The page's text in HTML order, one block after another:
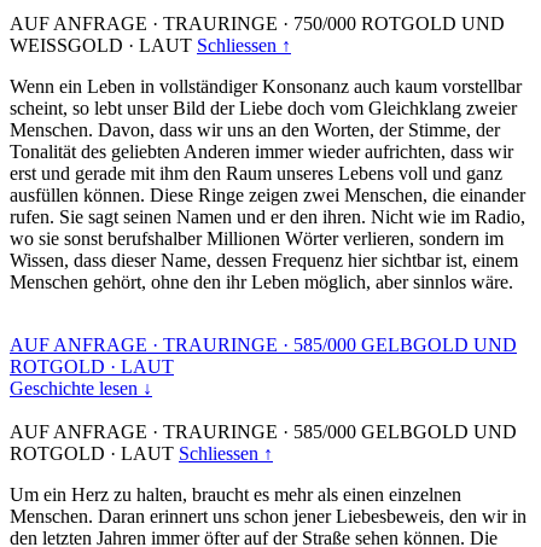
AUF ANFRAGE · TRAURINGE · 750/000 ROTGOLD UND
WEISSGOLD · LAUT Schliessen ↑
Wenn ein Leben in vollständiger Konsonanz auch kaum vorstellbar
scheint, so lebt unser Bild der Liebe doch vom Gleichklang zweier
Menschen. Davon, dass wir uns an den Worten, der Stimme, der
Tonalität des geliebten Anderen immer wieder aufrichten, dass wir
erst und gerade mit ihm den Raum unseres Lebens voll und ganz
ausfüllen können. Diese Ringe zeigen zwei Menschen, die einander
rufen. Sie sagt seinen Namen und er den ihren. Nicht wie im Radio,
wo sie sonst berufshalber Millionen Wörter verlieren, sondern im
Wissen, dass dieser Name, dessen Frequenz hier sichtbar ist, einem
Menschen gehört, ohne den ihr Leben möglich, aber sinnlos wäre.
AUF ANFRAGE · TRAURINGE · 585/000 GELBGOLD UND
ROTGOLD · LAUT
Geschichte lesen ↓
AUF ANFRAGE · TRAURINGE · 585/000 GELBGOLD UND
ROTGOLD · LAUT Schliessen ↑
Um ein Herz zu halten, braucht es mehr als einen einzelnen
Menschen. Daran erinnert uns schon jener Liebesbeweis, den wir in
den letzten Jahren immer öfter auf der Straße sehen können. Die